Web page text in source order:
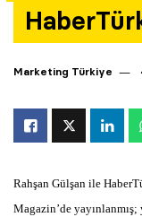
Marketing Türkiye
Rahşan Gülşan ile
Magazin’de
Yazarlar
Araştırma